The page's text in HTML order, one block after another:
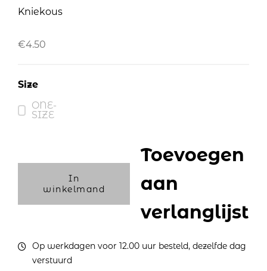
Kniekous
€4.50
Size
ONE-
SIZE
In
winkelmand
Toevoegen
aan
verlanglijst
Op werkdagen voor 12.00 uur besteld, dezelfde dag
verstuurd